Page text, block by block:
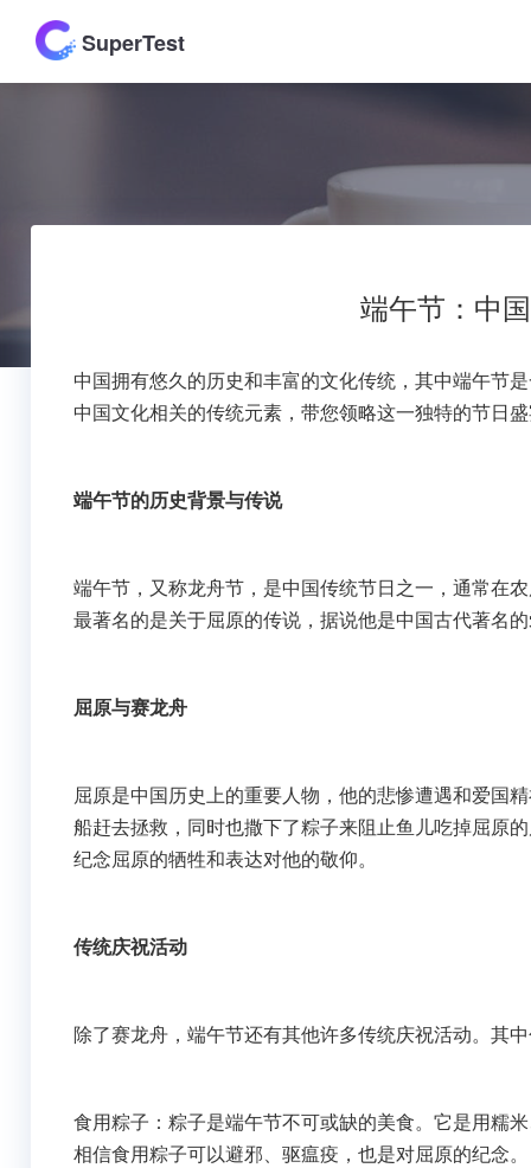
SuperTest
端午节：中
中国拥有悠久的历史和丰富的文化传统，其中端午节
中国文化相关的传统元素，带您领略这一独特的节日
端午节的历史背景与传说
端午节，又称龙舟节，是中国传统节日之一，通常在
最著名的是关于屈原的传说，据说他是中国古代著名
屈原与赛龙舟
屈原是中国历史上的重要人物，他的悲惨遭遇和爱国
船赶去拯救，同时也撒下了粽子来阻止鱼儿吃掉屈原
纪念屈原的牺牲和表达对他的敬仰。
传统庆祝活动
除了赛龙舟，端午节还有其他许多传统庆祝活动。其
食用粽子：粽子是端午节不可或缺的美食。它是用糯
相信食用粽子可以避邪、驱瘟疫，也是对屈原的纪念。